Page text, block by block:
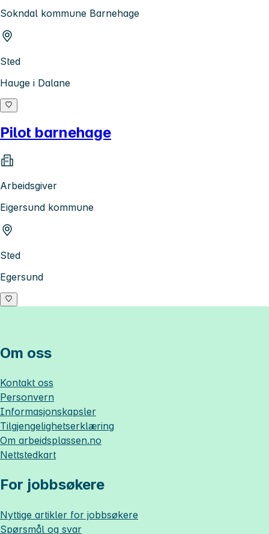
Sokndal kommune Barnehage
Sted
Hauge i Dalane
Pilot barnehage
Arbeidsgiver
Eigersund kommune
Sted
Egersund
Om oss
Kontakt oss
Personvern
Informasjonskapsler
Tilgjengelighetserklæring
Om arbeidsplassen.no
Nettstedkart
For jobbsøkere
Nyttige artikler for jobbsøkere
Spørsmål og svar